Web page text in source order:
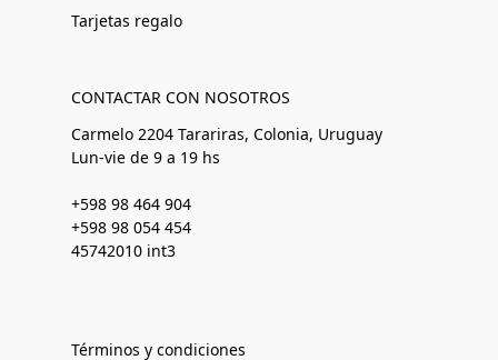
Tarjetas regalo
CONTACTAR CON NOSOTROS
Carmelo 2204 Tarariras, Colonia, Uruguay
Lun-vie de 9 a 19 hs
+598 98 464 904
+598 98 054 454
45742010 int3
Términos y condiciones